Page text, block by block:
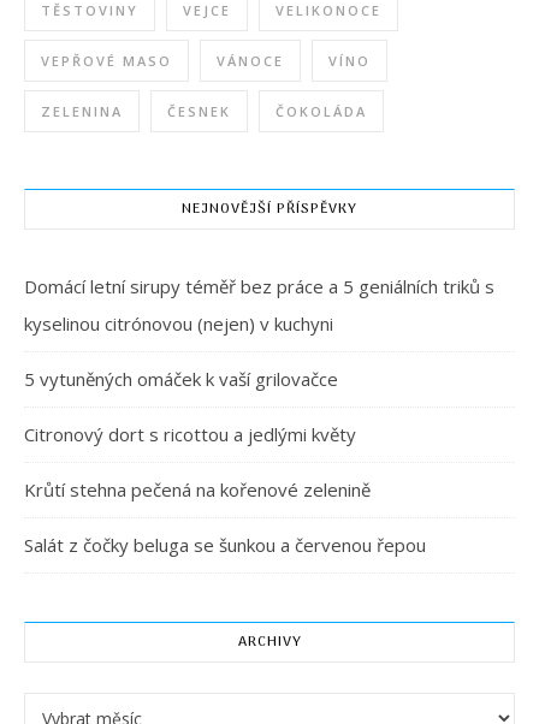
TĚSTOVINY VEJCE VELIKONOCE
VEPŘOVÉ MASO VÁNOCE VÍNO
ZELENINA ČESNEK ČOKOLÁDA
NEJNOVĚJŠÍ PŘÍSPĚVKY
Domácí letní sirupy téměř bez práce a 5 geniálních triků s
kyselinou citrónovou (nejen) v kuchyni
5 vytuněných omáček k vaší grilovačce
Citronový dort s ricottou a jedlými květy
Krůtí stehna pečená na kořenové zelenině
Salát z čočky beluga se šunkou a červenou řepou
ARCHIVY
Archivy